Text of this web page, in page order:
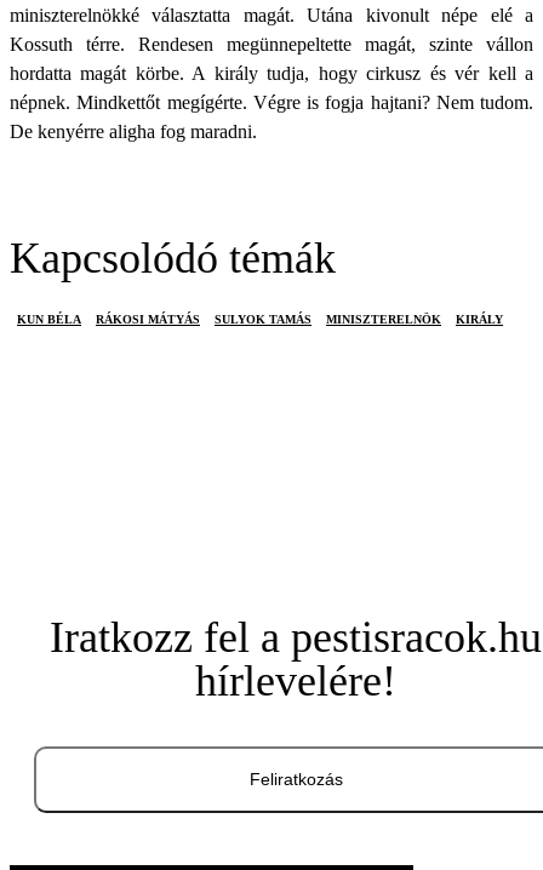
miniszterelnökké választatta magát. Utána kivonult népe elé a
Kossuth térre. Rendesen megünnepeltette magát, szinte vállon
hordatta magát körbe. A király tudja, hogy cirkusz és vér kell a
népnek. Mindkettőt megígérte. Végre is fogja hajtani? Nem tudom.
De kenyérre aligha fog maradni.
Kapcsolódó témák
KUN BÉLA RÁKOSI MÁTYÁS SULYOK TAMÁS MINISZTERELNÖK KIRÁLY
Iratkozz fel a pestisracok.hu
hírlevelére!
Feliratkozás